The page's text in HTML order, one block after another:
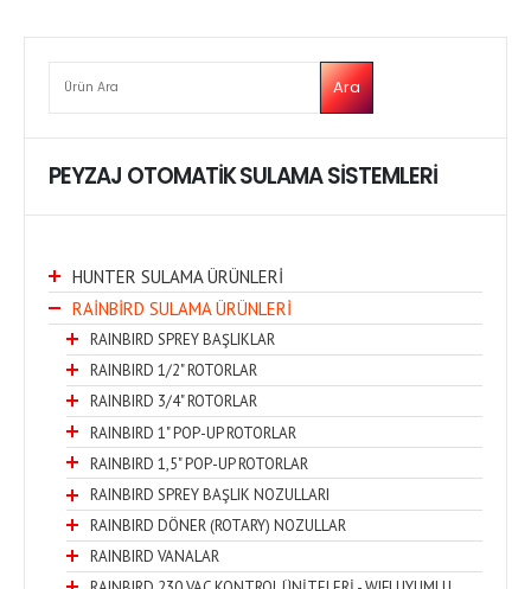
Ara
PEYZAJ OTOMATİK SULAMA SİSTEMLERİ
HUNTER SULAMA ÜRÜNLERİ
RAİNBİRD SULAMA ÜRÜNLERİ
RAINBIRD SPREY BAŞLIKLAR
RAINBIRD 1/2" ROTORLAR
RAINBIRD 3/4" ROTORLAR
RAINBIRD 1" POP-UP ROTORLAR
RAINBIRD 1,5" POP-UP ROTORLAR
RAINBIRD SPREY BAŞLIK NOZULLARI
RAINBIRD DÖNER (ROTARY) NOZULLAR
RAINBIRD VANALAR